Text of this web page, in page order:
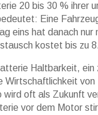
20 bis 30 % ihrer
Eine
eins hat danach nur
kostet bis zu
Haltbarkeit, ein
Wirtschaftlichkeit
wird oft als Zukunft
vor dem Motor